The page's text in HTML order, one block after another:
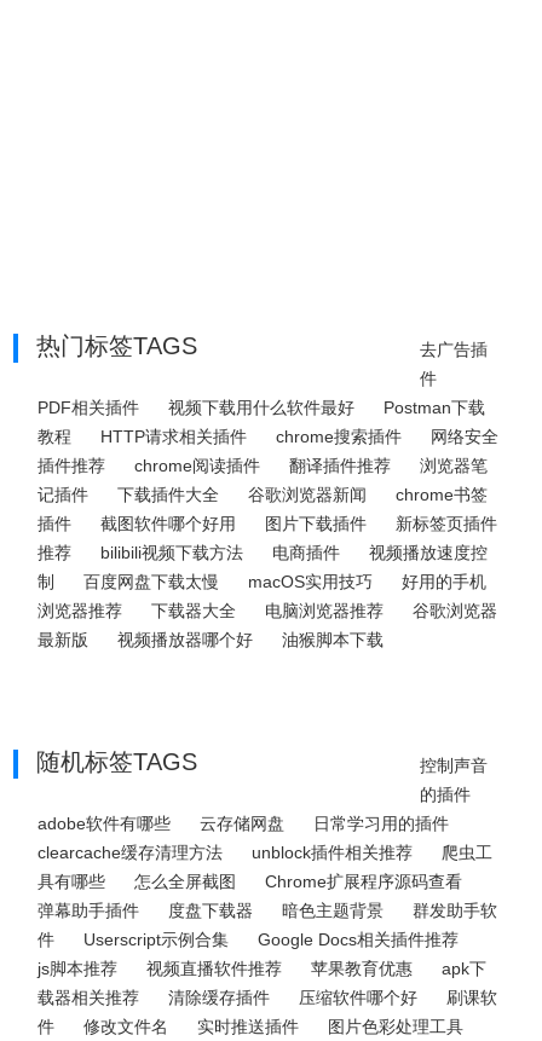
热门标签TAGS
去广告插
件
PDF相关插件
视频下载用什么软件最好
Postman下载
教程
HTTP请求相关插件 chrome搜索插件
网络安全
插件推荐
chrome阅读插件 翻译插件推荐
浏览器笔
记插件
下载插件大全 谷歌浏览器新闻
chrome书签
插件
截图软件哪个好用 图片下载插件
新标签页插件
推荐
bilibili视频下载方法 电商插件
视频播放速度控
制
百度网盘下载太慢 macOS实用技巧
好用的手机
浏览器推荐
下载器大全 电脑浏览器推荐
谷歌浏览器
最新版
视频播放器哪个好 油猴脚本下载
随机标签TAGS
控制声音
的插件
adobe软件有哪些
云存储网盘
日常学习用的插件
clearcache缓存清理方法
unblock插件相关推荐
爬虫工
具有哪些
怎么全屏截图
Chrome扩展程序源码查看
弹幕助手插件
度盘下载器 暗色主题背景
群发助手软
件
Userscript示例合集
Google Docs相关插件推荐
js脚本推荐
视频直播软件推荐 苹果教育优惠
apk下
载器相关推荐
清除缓存插件 压缩软件哪个好
刷课软
件
修改文件名 实时推送插件
图片色彩处理工具